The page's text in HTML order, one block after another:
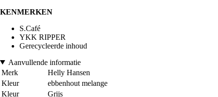
KENMERKEN
S.Café
YKK RIPPER
Gerecycleerde inhoud
Aanvullende informatie
Merk
Helly Hansen
Kleur
ebbenhout melange
Kleur
Grijs